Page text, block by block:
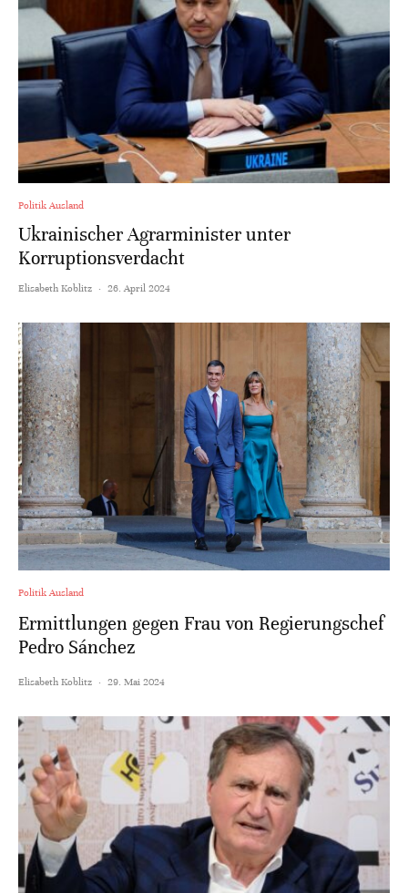
Politik Ausland
Ukrainischer Agrarminister unter
Korruptionsverdacht
Elisabeth Koblitz · 26. April 2024
Politik Ausland
Ermittlungen gegen Frau von Regierungschef
Pedro Sánchez
Elisabeth Koblitz · 29. Mai 2024